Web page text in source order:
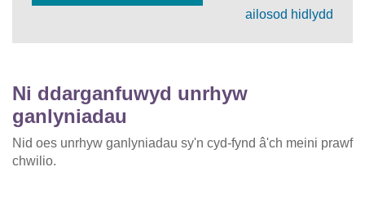
ailosod hidlydd
Ni ddarganfuwyd unrhyw
ganlyniadau
Nid oes unrhyw ganlyniadau sy'n cyd-fynd â'ch meini prawf
chwilio.